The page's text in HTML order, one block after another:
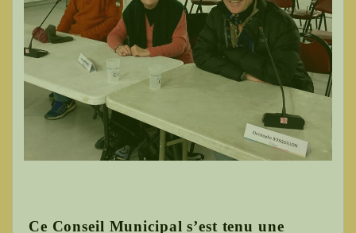
Ce Conseil Municipal s’est tenu une